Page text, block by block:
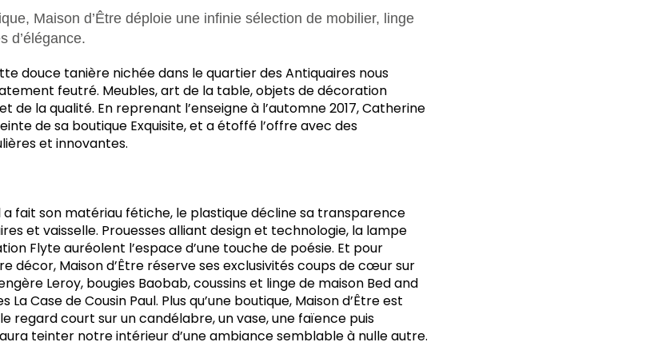
Maison d’Être déploie une infinie sélection de mobilier, linge
d’élégance.
douce tanière nichée dans le quartier des Antiquaires nous
feutré. Meubles, art de la table, objets de décoration
de la qualité. En reprenant l’enseigne à l’automne 2017, Catherine
de sa boutique Exquisite, et a étoffé l’offre avec des
et innovantes.
fait son matériau fétiche, le plastique décline sa transparence
et vaisselle. Prouesses alliant design et technologie, la lampe
Flyte auréolent l’espace d’une touche de poésie. Et pour
décor, Maison d’Être réserve ses exclusivités coups de cœur sur
Leroy, bougies Baobab, coussins et linge de maison Bed and
Case de Cousin Paul. Plus qu’une boutique, Maison d’Être est
regard court sur un candélabre, un vase, une faïence puis
teinter notre intérieur d’une ambiance semblable à nulle autre.